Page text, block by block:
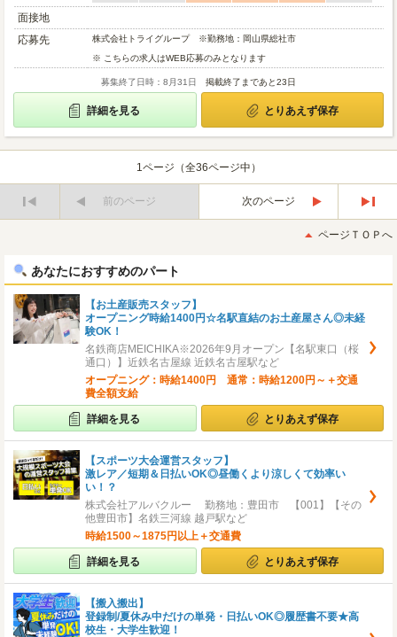
面接地
応募先
株式会社トライグループ ※勤務地：岡山県総社市
※ こちらの求人はWEB応募のみとなります
募集終了日時：8月31日 掲載終了まであと23日
詳細を見る とりあえず保存
1ページ（全36ページ中）
前のページ
次のページ
後
ページＴＯＰへ
あなたにおすすめのパート
【お土産販売スタッフ】
オープニング時給1400円☆名駅直結のお土産屋さん◎未経
験OK！
名鉄商店MEICHIKA※2026年9月オープン【名駅東口（桜
通口）】近鉄名古屋線 近鉄名古屋駅など
オープニング：時給1400円 通常：時給1200円～＋交通
費全額支給
詳細を見る とりあえず保存
【スポーツ大会運営スタッフ】
激レア／短期＆日払いOK◎昼働くより涼しくて効率い
い！？
株式会社アルバクルー 勤務地：豊田市 【001】【その
他豊田市】名鉄三河線 越戸駅など
時給1500～1875円以上＋交通費
詳細を見る とりあえず保存
【搬入搬出】
登録制/夏休み中だけの単発・日払いOK◎履歴書不要★高
校生・大学生歓迎！